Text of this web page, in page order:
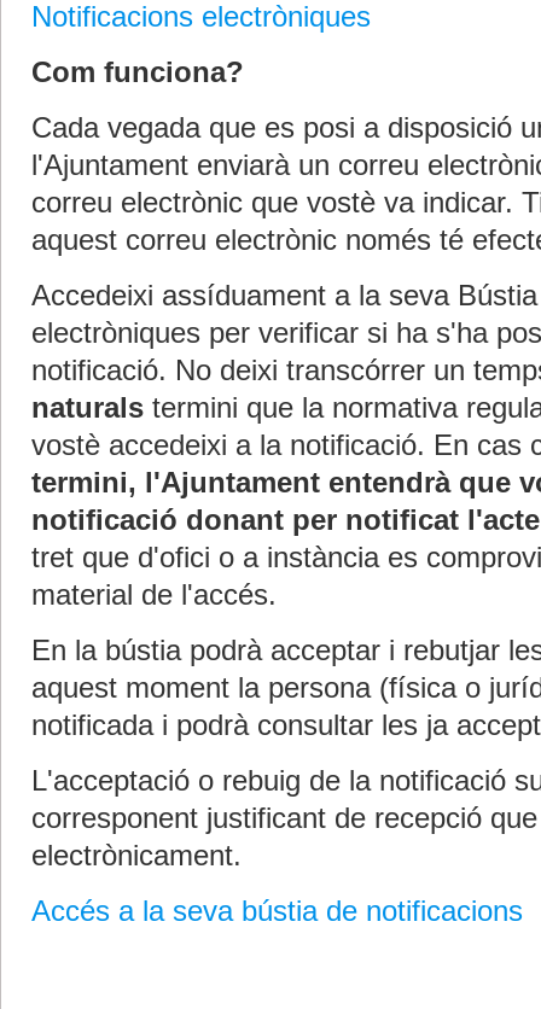
Notificacions electròniques
Com funciona?
Cada vegada que es posi a disposició
l'Ajuntament enviarà un correu
correu electrònic que vostè va indicar.
aquest correu electrònic només té
Accedeixi assíduament a la seva
electròniques per verificar si ha s'ha
notificació. No deixi transcórrer un
naturals termini que la normativa
vostè accedeixi a la notificació. En cas
termini, l'Ajuntament entendrà que
notificació donant per notificat
tret que d'ofici o a instància es
material de l'accés.
En la bústia podrà acceptar i rebutjar
aquest moment la persona (física o
notificada i podrà consultar les ja
L'acceptació o rebuig de la notificació
corresponent justificant de recepció
electrònicament.
Accés a la seva bústia de notificacions